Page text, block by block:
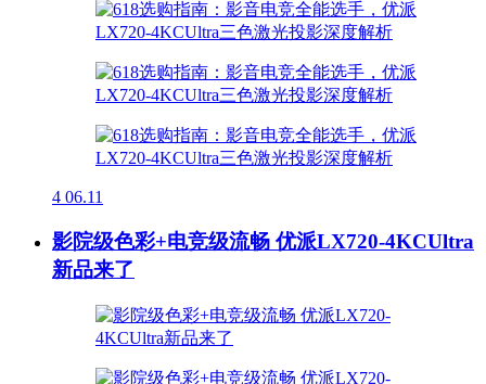
4 06.11
影院级色彩+电竞级流畅 优派LX720-4KCUltra
新品来了